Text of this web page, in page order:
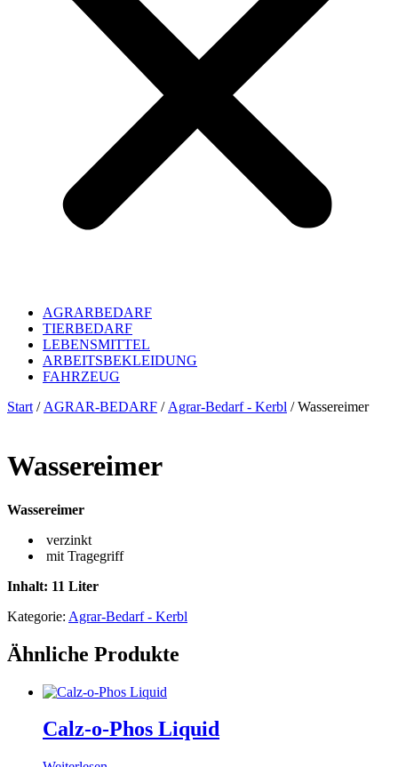
AGRARBEDARF
TIERBEDARF
LEBENSMITTEL
ARBEITSBEKLEIDUNG
FAHRZEUG
Start / AGRAR-BEDARF / Agrar-Bedarf - Kerbl / Wassereimer
Wassereimer
Wassereimer
verzinkt
mit Tragegriff
Inhalt: 11 Liter
Kategorie: Agrar-Bedarf - Kerbl
Ähnliche Produkte
Calz-o-Phos Liquid